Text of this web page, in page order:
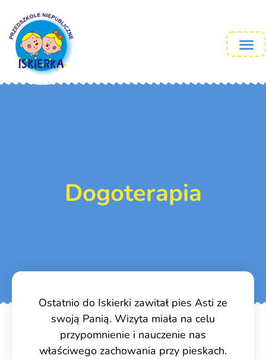
Dogoterapia
Ostatnio do Iskierki zawitał pies Asti ze
swoją Panią. Wizyta miała na celu
przypomnienie i nauczenie nas
właściwego zachowania przy pieskach.